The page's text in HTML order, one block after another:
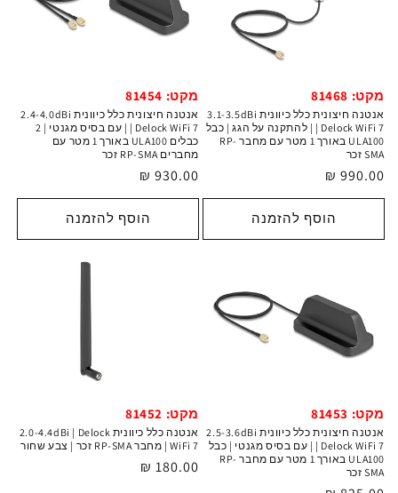
מקט: 81468
אנטנה חיצונית כלל כיוונית 3.1-3.5dBi
| Delock WiFi 7 | להתקנה על הגג | כבל
ULA100 באורך 1 מטר עם מחבר RP-
SMA זכר
מחיר
רגיל
990.00 ₪
הוסף להזמנה
מקט: 81454
אנטנה חיצונית כלל כיוונית 2.4-4.0dBi
| Delock WiFi 7 | עם בסיס מגנטי | 2
כבלים ULA100 באורך 1 מטר עם
מחברים RP-SMA זכר
מחיר
רגיל
930.00 ₪
הוסף להזמנה
מקט: 81453
אנטנה חיצונית כלל כיוונית 2.5-3.6dBi
| Delock WiFi 7 | עם בסיס מגנטי | כבל
ULA100 באורך 1 מטר עם מחבר RP-
SMA זכר
מקט: 81452
אנטנה כלל כיוונית 2.0-4.4dBi | Delock
WiFi 7 | מחבר RP-SMA זכר | צבע שחור
מחיר
180.00 ₪